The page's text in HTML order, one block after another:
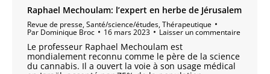
Raphael Mechoulam: l’expert en herbe de Jérusalem
Revue de presse,Santé/science/études,Thérapeutique
Par Dominique Broc 16 mars 2023 Laisser un commentaire
Le professeur Raphael Mechoulam est
mondialement reconnu comme le père de la science
du cannabis. Il a ouvert la voie à son usage médical